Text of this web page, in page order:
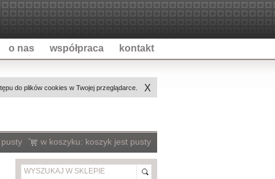
o nas współpraca kontakt
X
do plików cookies w Twojej przeglądarce.
w koszyku: koszyk jest pusty